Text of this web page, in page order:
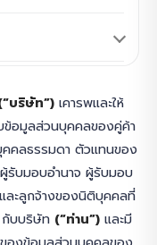
บริษัท”) เคารพและให้
ข้อมูลส่วนบุคคลของคู่ค้า
คคลธรรมดา ตัวแทนของ
รับมอบอำนาจ ผู้รับมอบ
ะลูกจ้างของนิติบุคคลที่
กับบริษัท (“ท่าน”) และมี